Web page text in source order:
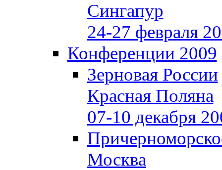
Сингапур
24-27 февраля
Конференции 2009
Зерновая России
Красная Поляна
07-10 декабря
Москва